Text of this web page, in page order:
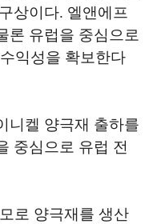
상이다. 엘앤에프
론 유럽을 중심으로
익성을 확보한다
니켈 양극재 출하를
중심으로 유럽 전
로 양극재를 생산